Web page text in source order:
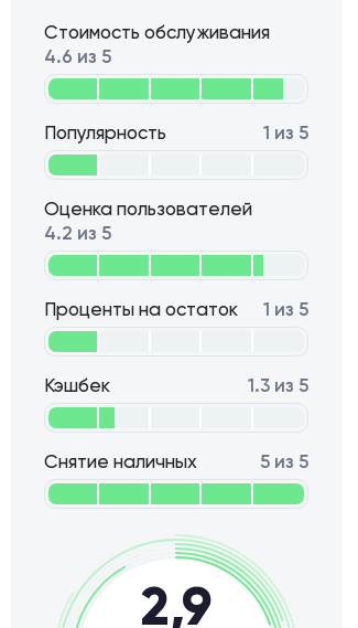
Проценты на остаток 1 из 5
Кэшбек 1.3 из 5
Снятие наличных 5 из 5
Стоимость обслуживания
4.6 из 5
Популярность 1 из 5
Оценка пользователей
4.2 из 5
2,9